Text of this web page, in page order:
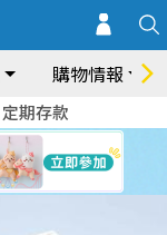
購物情報
定期存款